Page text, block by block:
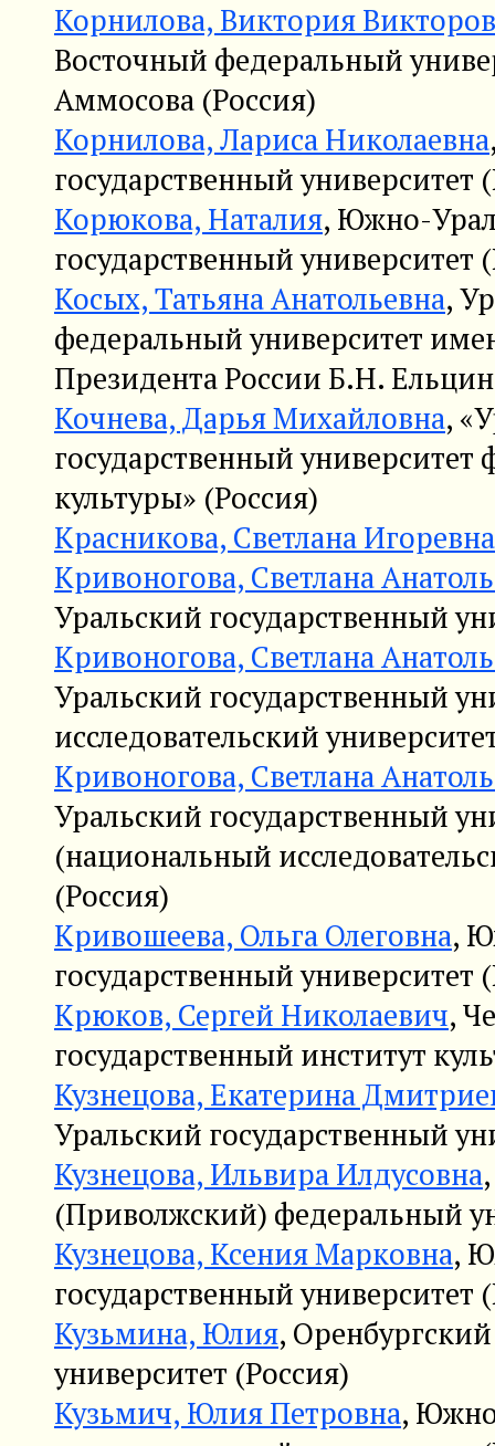
Корнилова, Виктория
Восточный федеральный
Аммосова (Россия)
Корнилова, Лариса Николаевна
государственный университет
Корюкова, Наталия, Южно-
государственный университет
Косых, Татьяна Анатольевна,
федеральный университет
Президента России Б.Н.
Кочнева, Дарья Михайловна,
государственный университет
культуры» (Россия)
Красникова, Светлана Игоревна
Кривоногова, Светлана
Уральский государственный
Кривоногова, Светлана
Уральский государственный
исследовательский
Кривоногова, Светлана
Уральский государственный
(национальный
(Россия)
Кривошеева, Ольга Олеговна,
государственный университет
Крюков, Сергей Николаевич,
государственный институт
Кузнецова, Екатерина
Уральский государственный
Кузнецова, Ильвира Илдусовна
(Приволжский) федеральный
Кузнецова, Ксения Марковна,
государственный университет
Кузьмина, Юлия,
университет (Россия)
Кузьмич, Юлия Петровна,